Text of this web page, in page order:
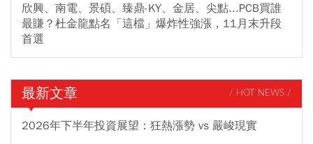
欣興、南電、景碩、臻鼎-KY、金居、尖點...PCB買誰
最賺？杜金龍點名「這檔」爆炸性強漲，11月末升段
首選
最新文章 / HOT NEWS /
2026年下半年投資展望：狂熱漲勢 vs 嚴峻現實